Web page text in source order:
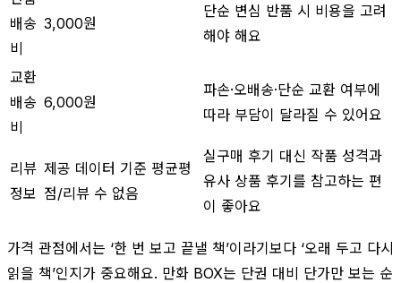
배송
비
3,000원
단순 변심 반품 시 비용을 고려
해야 해요
교환
배송
비
6,000원
파손·오배송·단순 교환 여부에
따라 부담이 달라질 수 있어요
리뷰
정보
제공 데이터 기준 평균평
점/리뷰 수 없음
실구매 후기 대신 작품 성격과
유사 상품 후기를 참고하는 편
이 좋아요
가격 관점에서는 ‘한 번 보고 끝낼 책’이라기보다 ‘오래 두고 다시
읽을 책’인지가 중요해요. 만화 BOX는 단권 대비 단가만 보는 순